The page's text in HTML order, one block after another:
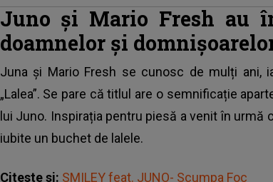
Juno și Mario Fresh au
doamnelor și
Juna și Mario Fresh se cunosc de mulți ani,
„Lalea”. Se pare că titlul are o semnificație
lui Juno. Inspirația pentru piesă a venit în
iubite un buchet de lalele.
Citeste si: SMILEY feat. JUNO- Scumpa Foc